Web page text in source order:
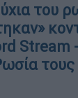
του
Stream